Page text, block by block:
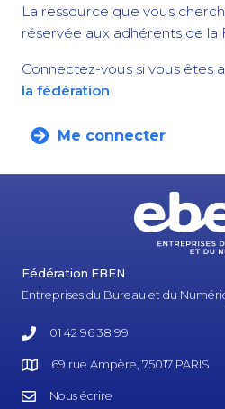
La ressource que vous
réservée aux adhérents de la
Connectez-vous si vous êtes
la fédération
Me connecter
Fédération EBEN
Entreprises du Bureau et du
01 42 96 38 99
69 rue Ampère, 75017 PARIS
Nous écrire